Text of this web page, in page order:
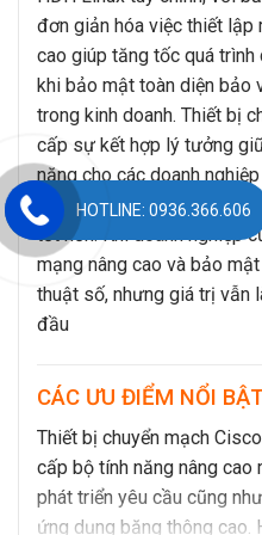
đơn giản hóa việc thiết lập
cao giúp tăng tốc quá
khi bảo mật toàn diện bảo
trong kinh doanh. Thiết bị
cấp sự kết hợp lý tưởng
năng cho các doanh
bạn tạo ra một lực lượng
tốt hơn. Khi doanh nghiệp
mạng nâng cao và bảo
thuật số, nhưng giá trị vẫn
đầu
CÁC ƯU ĐIỂM NỔI
Thiết bị chuyển mạch
cấp bộ tính năng nâng cao
phát triển yêu cầu cũng
ứng dụng băng thông cao.
HOTLINE: 0936.366.606